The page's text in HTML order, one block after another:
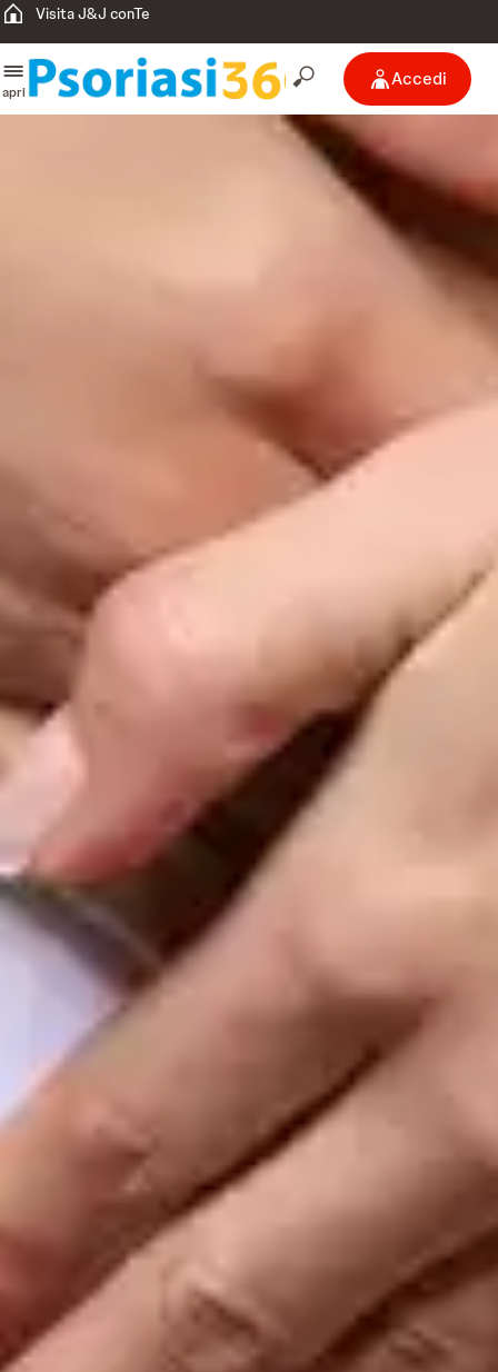
Visita J&J conTe
apri
Accedi